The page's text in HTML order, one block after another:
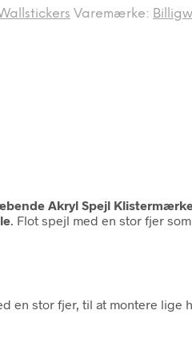
Varemærke:
Akryl Spejl
. Flot spejl med en stor fjer
stor fjer, til at montere lige